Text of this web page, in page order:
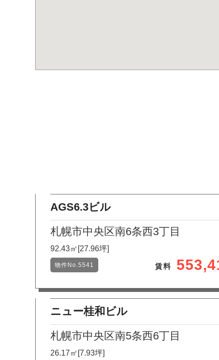
AGS6.3ビル
札幌市中央区南6条西3丁目
92.43㎡[27.96坪]
物件No.5541 賃料
ニュー桂和ビル
札幌市中央区南5条西6丁目
26.17㎡[7.93坪]